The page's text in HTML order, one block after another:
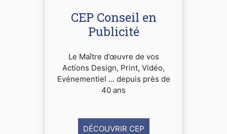
CEP Conseil en
Publicité
Le Maître d’œuvre de vos
Actions Design, Print, Vidéo,
Evénementiel ... depuis près de
40 ans
DÉCOUVRIR CEP